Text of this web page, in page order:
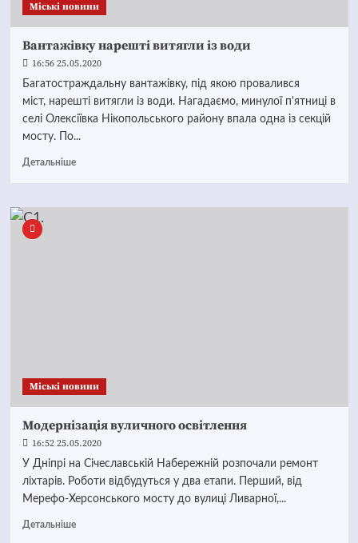
Mіські новини
Вантажівку нарешті витягли із води
16:56 25.05.2020
Багатостраждальну вантажівку, під якою провалився
міст, нарешті витягли із води. Нагадаємо, минулої п'ятниці в
селі Олексіївка Нікопольського району впала одна із секцій
мосту. По...
Детальніше
Mіські новини
Модернізація вуличного освітлення
16:52 25.05.2020
У Дніпрі на Січеславській Набережній розпочали ремонт
ліхтарів. Роботи відбудуться у два етапи. Перший, від
Мерефо-Херсонського мосту до вулиці Ливарної,...
Детальніше